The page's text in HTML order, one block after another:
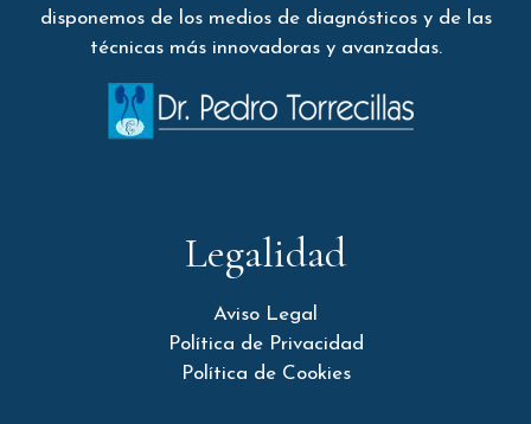
disponemos de los medios de diagnósticos y de las
técnicas más innovadoras y avanzadas.
Legalidad
Aviso Legal
Política de Privacidad
Política de Cookies